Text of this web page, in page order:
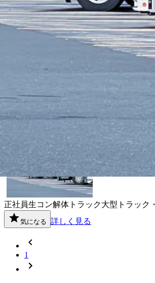
【未経験歓迎！】生コン
県雲仙市
月給￥183,200〜￥194,650
午前8時〜午後5時
勤務地
正社員生コン解体 トラック大型トラック
気になる 詳しく見る
1